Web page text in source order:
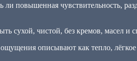
повышенная чувствительность,
сухой, чистой, без кремов, масел и
описывают как тепло,